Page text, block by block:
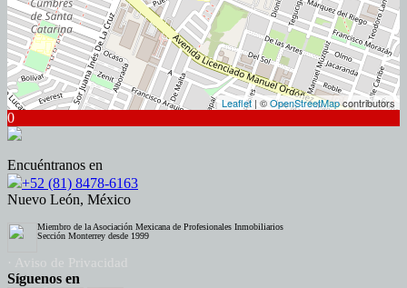
Leaflet| ©OpenStreetMapcontributors
0
Encuéntranos en
+52 (81) 8478-6163
Nuevo León, México
Miembro de la Asociación Mexicana de Profesionales Inmobiliarios
Sección Monterrey desde 1999
· Aviso de Privacidad
Síguenos en